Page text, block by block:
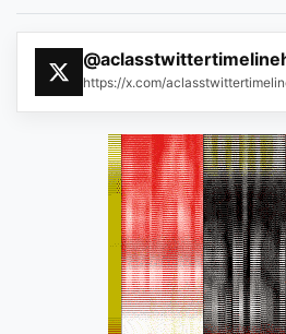
https://x.com/